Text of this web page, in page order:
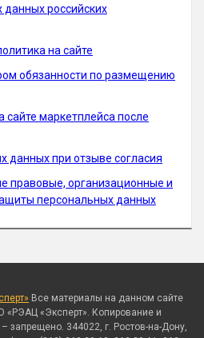
данных российских
на сайте
обязанности по размещению
сайте маркетплейса после
данных при отзыве согласия
правовые, организационные и
персональных данных
Все материалы на данном сайте
«Эксперт». Копирование и
запрещено. 344022, г. Ростов-на-Дону,